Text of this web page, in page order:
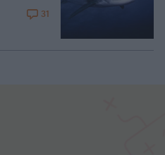
31